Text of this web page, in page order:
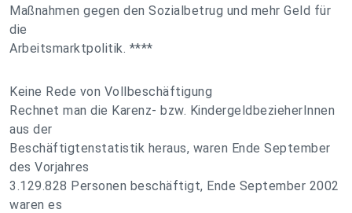
Maßnahmen gegen den Sozialbetrug und mehr Geld für
die
Arbeitsmarktpolitik. ****
Keine Rede von Vollbeschäftigung
Rechnet man die Karenz- bzw. KindergeldbezieherInnen
aus der
Beschäftigtenstatistik heraus, waren Ende September
des Vorjahres
3.129.828 Personen beschäftigt, Ende September 2002
waren es